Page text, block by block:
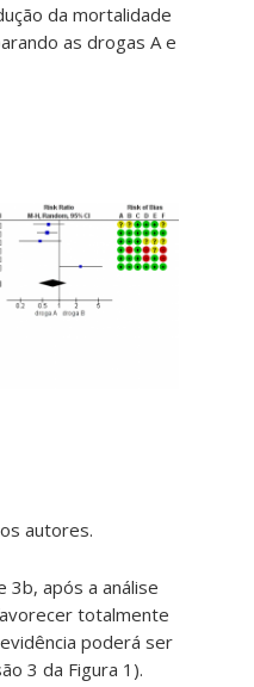
da mortalidade
as drogas A e
autores.
3b, após a análise
totalmente
poderá ser
3 da Figura 1).